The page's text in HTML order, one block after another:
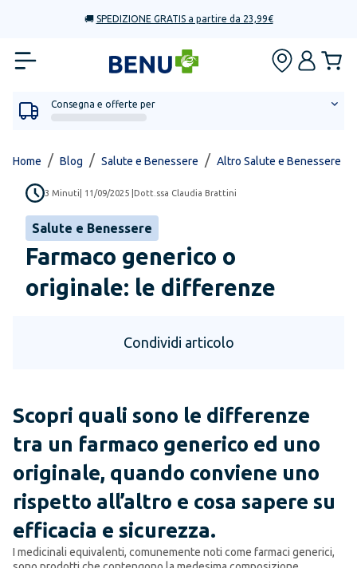
🚚 SPEDIZIONE GRATIS a partire da 23,99€
Consegna e offerte per
Home / Blog / Salute e Benessere / Altro Salute e Benessere
3 Minuti 11/09/2025 Dott.ssa Claudia Brattini
Salute e Benessere
Farmaco generico o
originale: le differenze
Condividi articolo
Scopri quali sono le differenze
tra un farmaco generico ed uno
originale, quando conviene uno
rispetto all’altro e cosa sapere su
efficacia e sicurezza.
I medicinali equivalenti, comunemente noti come farmaci generici,